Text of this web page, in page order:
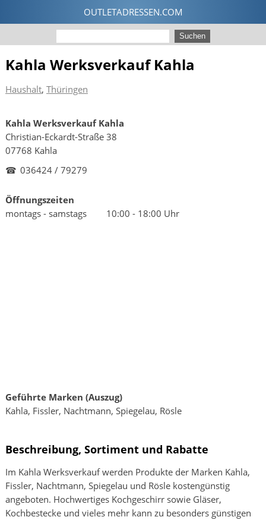
Kahla Werksverkauf Kahla
Haushalt, Thüringen
Kahla Werksverkauf Kahla
Christian-Eckardt-Straße 38
07768 Kahla
☎ 036424 / 79279
Öffnungszeiten
montags - samstags
10:00 - 18:00 Uhr
Geführte Marken (Auszug)
Kahla, Fissler, Nachtmann, Spiegelau, Rösle
Beschreibung, Sortiment und Rabatte
Im Kahla Werksverkauf werden Produkte der Marken Kahla,
Fissler, Nachtmann, Spiegelau und Rösle kostengünstig
angeboten. Hochwertiges Kochgeschirr sowie Gläser,
Kochbestecke und vieles mehr kann zu besonders günstigen